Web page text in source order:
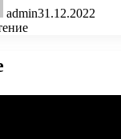
admin31.12.2022